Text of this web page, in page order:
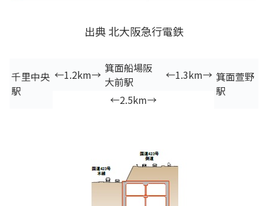
出典 北大阪急行電鉄
千里中央
駅
←1.2km→ 箕面船場阪
大前駅
←1.3km→ 箕面萱野
駅
←2.5km→